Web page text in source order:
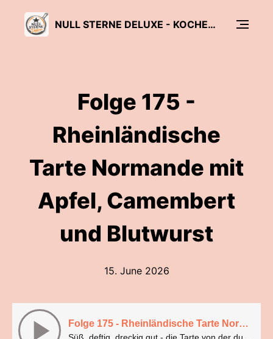
NULL STERNE DELUXE - KOCHEN, ABER LECKER!
Folge 175 -
Rheinländische
Tarte Normande mit
Apfel, Camembert
und Blutwurst
15. June 2026
Folge 175 - Rheinländische Tarte Normande mit Apfel, Camembert und Blutwurst